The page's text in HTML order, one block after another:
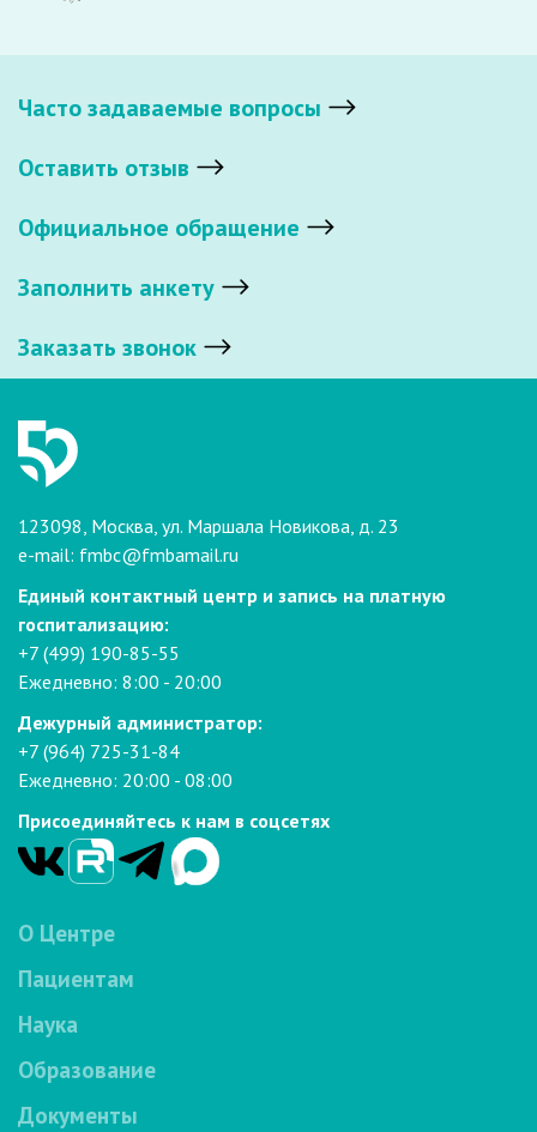
Часто задаваемые вопросы
Оставить отзыв
Официальное обращение
Заполнить анкету
Заказать звонок
123098, Москва, ул. Маршала Новикова, д. 23
e-mail: fmbc@fmbamail.ru
Единый контактный центр и запись на платную
госпитализацию:
+7 (499) 190-85-55
Ежедневно: 8:00 - 20:00
Дежурный администратор:
+7 (964) 725-31-84
Ежедневно: 20:00 - 08:00
Присоединяйтесь к нам в соцсетях
О Центре
Пациентам
Наука
Образование
Документы